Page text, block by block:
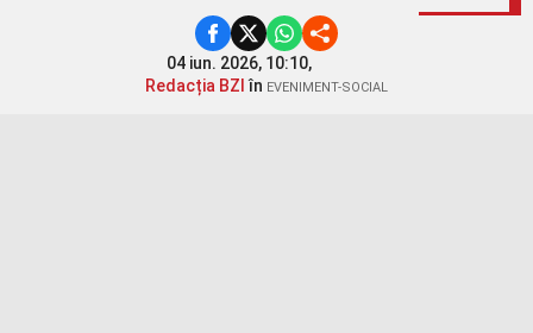
04 iun. 2026, 10:10,
Redacția BZI în EVENIMENT-SOCIAL